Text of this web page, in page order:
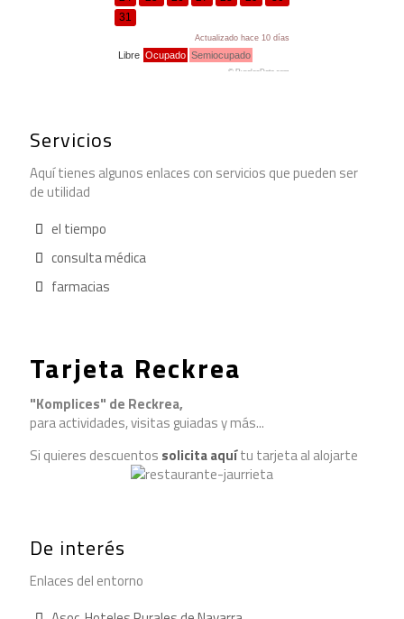
Servicios
Aquí tienes algunos enlaces con servicios que pueden ser
de utilidad
el tiempo
consulta médica
farmacias
Tarjeta Reckrea
"Komplices" de Reckrea,
para actividades, visitas guiadas y más...
Si quieres descuentos solicita aquítu tarjeta al alojarte
De interés
Enlaces del entorno